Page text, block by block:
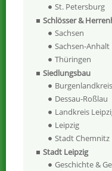
St. Petersburg
Schlösser &
Sachsen
Sachsen-Anhalt
Thüringen
Siedlungsbau
Burgenlandkreis
Dessau-Roßlau
Landkreis
Leipzig
Stadt Chemnitz
Stadt Leipzig
Geschichte &